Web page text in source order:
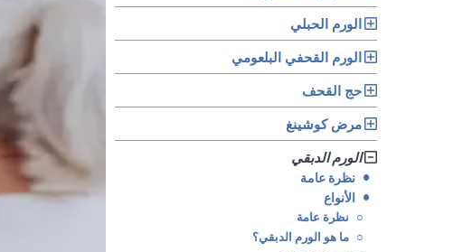
الورم الحبلي
الورم القحفي البلعومي
حج القحف
مرض كوشينغ
الورم الدبقي
• نظرة عامة
• الأنواع
○ نظرة عامة
○ ما هو الورم الدبقي؟